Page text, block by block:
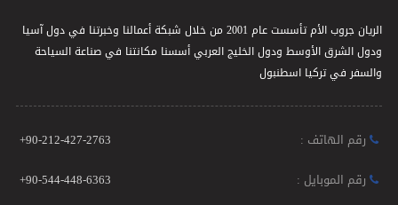
الريان جروب الأم تأسست عام 2001 من خلال شبكة أعمالنا وخبرتنا في دول آسيا
ودول الشرق الأوسط ودول الخليج العربي أسسنا مكانتنا في صناعة السياحة
والسفر في تركيا اسطنبول
رقم الهاتف :
+90-212-427-2763
رقم الموبايل :
+90-544-448-6363